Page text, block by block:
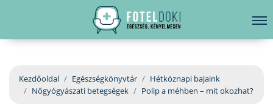
EGÉSZSÉGKÖNYVTÁR
BETEGSÉGKALAUZ
hirdetés
Kezdőoldal Egészségkönyvtár
Hétköznapi bajaink
Nőgyógyászati betegségek
Polip a méhben – mit okozhat?